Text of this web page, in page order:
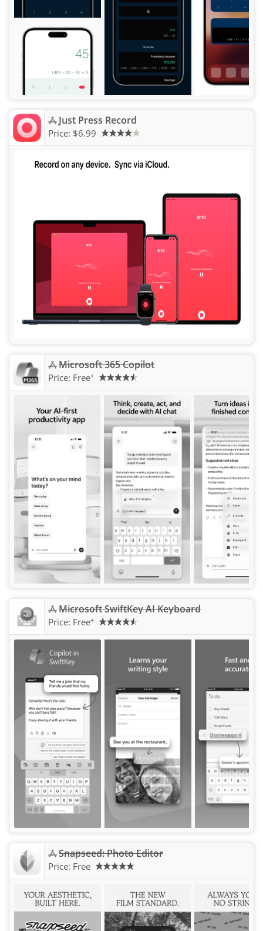
Just Press Record
Price: $6.99
Microsoft 365 Copilot
Price: Free+
Microsoft SwiftKey AI Keyboard
Price: Free+
Snapseed: Photo Editor
Price: Free